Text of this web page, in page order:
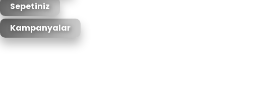
Sepetiniz
Kampanyalar